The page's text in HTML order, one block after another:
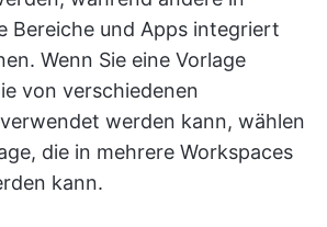
Bereiche und Apps integriert
Wenn Sie eine Vorlage
von verschiedenen
werden kann, wählen
die in mehrere Workspaces
kann.